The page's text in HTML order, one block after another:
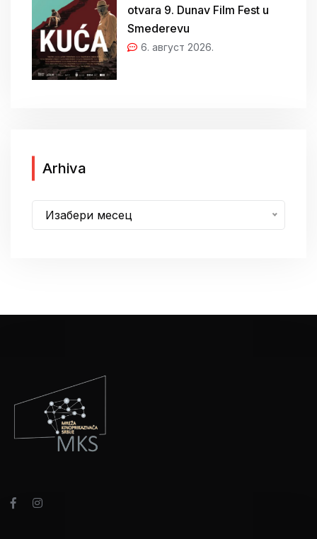
otvara 9. Dunav Film Fest u
Smederevu
6. август 2026.
Arhiva
h
i
Изабери месец